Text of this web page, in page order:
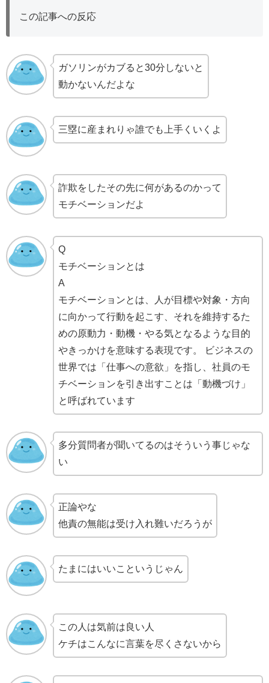
この記事への反応
ガソリンがカブると30分しないと
動かないんだよな
三塁に産まれりゃ誰でも上手くいくよ
詐欺をしたその先に何があるのかって
モチベーションだよ
Q
モチベーションとは
A
モチベーションとは、人が目標や対象・方向
に向かって行動を起こす、それを維持するた
めの原動力・動機・やる気となるような目的
やきっかけを意味する表現です。 ビジネスの
世界では「仕事への意欲」を指し、社員のモ
チベーションを引き出すことは「動機づけ」
と呼ばれています
多分質問者が聞いてるのはそういう事じゃな
い
正論やな
他責の無能は受け入れ難いだろうが
たまにはいいこというじゃん
この人は気前は良い人
ケチはこんなに言葉を尽くさないから